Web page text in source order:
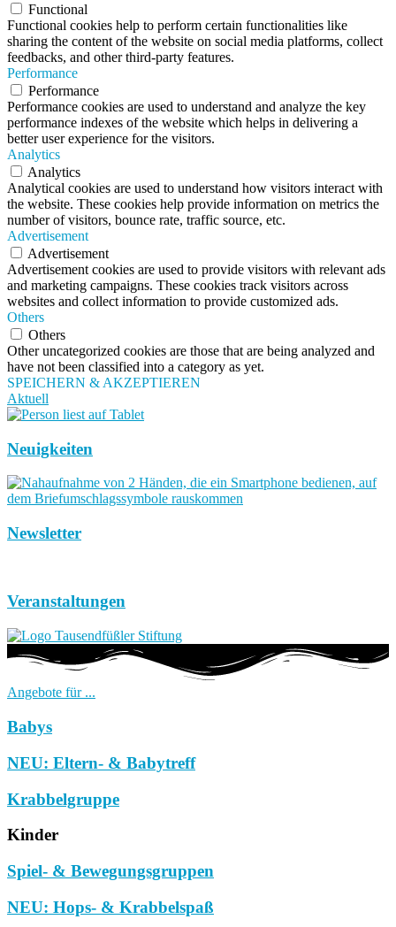
Functional
Functional cookies help to perform certain functionalities like
sharing the content of the website on social media platforms, collect
feedbacks, and other third-party features.
Performance
Performance
Performance cookies are used to understand and analyze the key
performance indexes of the website which helps in delivering a
better user experience for the visitors.
Analytics
Analytics
Analytical cookies are used to understand how visitors interact with
the website. These cookies help provide information on metrics the
number of visitors, bounce rate, traffic source, etc.
Advertisement
Advertisement
Advertisement cookies are used to provide visitors with relevant ads
and marketing campaigns. These cookies track visitors across
websites and collect information to provide customized ads.
Others
Others
Other uncategorized cookies are those that are being analyzed and
have not been classified into a category as yet.
SPEICHERN & AKZEPTIEREN
Aktuell
Neuigkeiten
Newsletter
Veranstaltungen
Angebote für ...
Babys
NEU: Eltern- & Babytreff
Krabbelgruppe
Kinder
Spiel- & Bewegungsgruppen
NEU: Hops- & Krabbelspaß